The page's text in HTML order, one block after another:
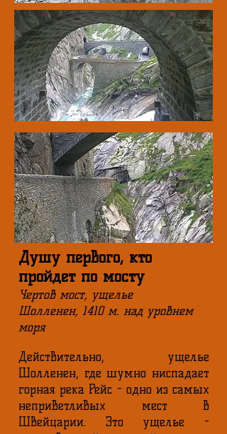
Душу первого, кто
пройдет по мосту
Чертов мост, ущелье
Шолленен, 1410 м. над уровнем
моря
Действительно, ущелье
Шолленен, где шумно ниспадает
горная река Рейс - одно из самых
неприветливых мест в
Швейцарии. Это ущелье -